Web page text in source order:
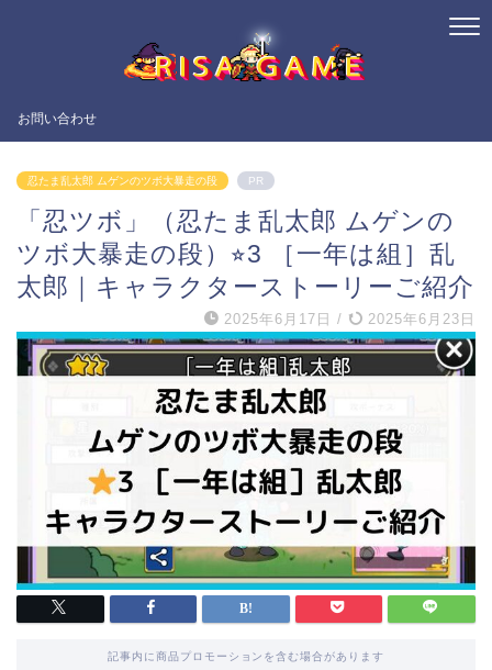
お問い合わせ
忍たま乱太郎 ムゲンのツボ大暴走の段 PR
「忍ツボ」（忍たま乱太郎 ムゲンの
ツボ大暴走の段）⭐︎3 ［一年は組］乱
太郎｜キャラクターストーリーご紹介
2025年6月17日 / 2025年6月23日
記事内に商品プロモーションを含む場合があります